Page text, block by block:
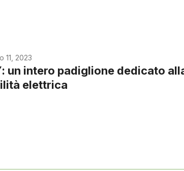
11, 2023
un intero padiglione dedicato
elettrica